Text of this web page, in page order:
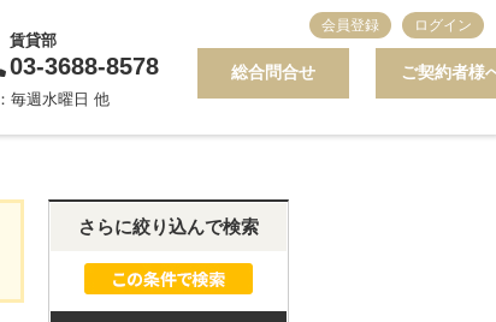
賃貸部
03-3688-8578
毎週水曜日 他
総合問合せ ご契約者様
会員登録 ログイン
さらに絞り込んで検索